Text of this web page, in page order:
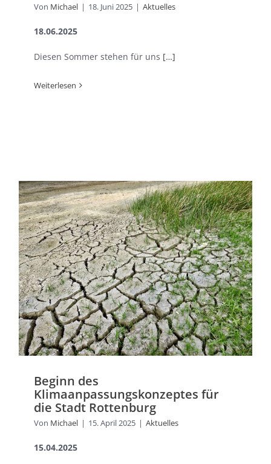
Von Michael | 18. Juni 2025 | Aktuelles
18.06.2025
Diesen Sommer stehen für uns […]
Weiterlesen
Beginn des
Klimaanpassungskonzeptes für
die Stadt Rottenburg
Von Michael | 15. April 2025 | Aktuelles
15.04.2025